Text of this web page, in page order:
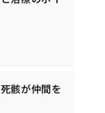
骸が仲間を